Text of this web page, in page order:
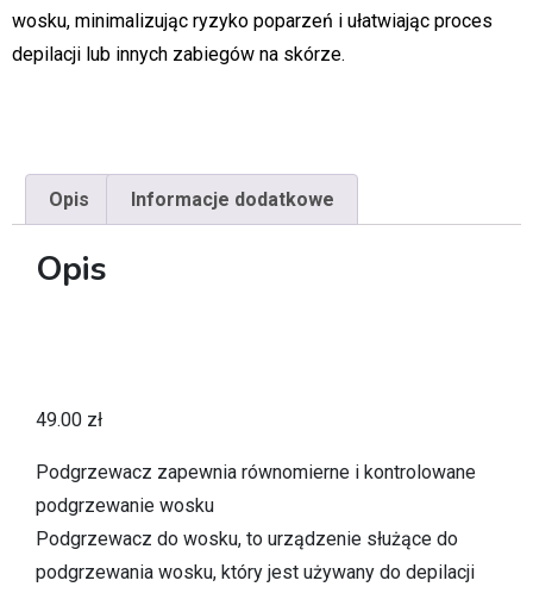
wosku, minimalizując ryzyko poparzeń i ułatwiając proces
depilacji lub innych zabiegów na skórze.
Opis Informacje dodatkowe
Opis
49.00 zł
Podgrzewacz zapewnia równomierne i kontrolowane
podgrzewanie wosku
Podgrzewacz do wosku, to urządzenie służące do
podgrzewania wosku, który jest używany do depilacji